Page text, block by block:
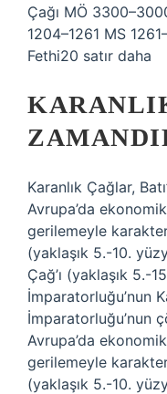
Çağı MÖ
1204–1261 MS
Fethi20 satır daha
Karanlık Çağlar,
Avrupa’da
gerilemeyle
(yaklaşık 5.-10.
Çağ’ı (yaklaşık 5.-
İmparatorluğu’nun
İmparatorluğu’nun
Avrupa’da
gerilemeyle
(yaklaşık 5.-10.